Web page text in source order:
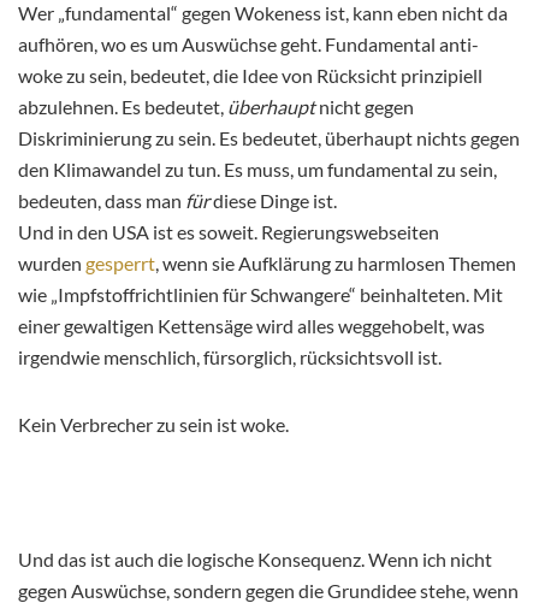
Wer „fundamental“ gegen Wokeness ist, kann eben nicht da
aufhören, wo es um Auswüchse geht. Fundamental anti-
woke zu sein, bedeutet, die Idee von Rücksicht prinzipiell
abzulehnen. Es bedeutet, überhauptnicht gegen
Diskriminierung zu sein. Es bedeutet, überhaupt nichts gegen
den Klimawandel zu tun. Es muss, um fundamental zu sein,
bedeuten, dass man fürdiese Dinge ist.
Und in den USA ist es soweit. Regierungswebseiten
wurden gesperrt, wenn sie Aufklärung zu harmlosen Themen
wie „Impfstoffrichtlinien für Schwangere“ beinhalteten. Mit
einer gewaltigen Kettensäge wird alles weggehobelt, was
irgendwie menschlich, fürsorglich, rücksichtsvoll ist.
Kein Verbrecher zu sein ist woke.
Und das ist auch die logische Konsequenz. Wenn ich nicht
gegen Auswüchse, sondern gegen die Grundidee stehe, wenn